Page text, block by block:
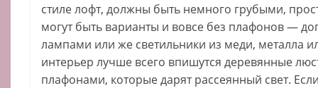
стиле лофт, должны быть немного грубыми,
могут быть варианты и вовсе без плафонов —
лампами или же светильники из меди, металла
интерьер лучше всего впишутся деревянные
плафонами, которые дарят рассеянный свет.